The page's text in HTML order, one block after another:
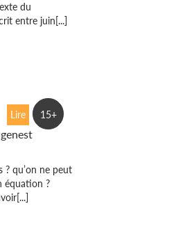
du
entre juin[...]
? qu’on ne peut
équation ?
Lire 15+